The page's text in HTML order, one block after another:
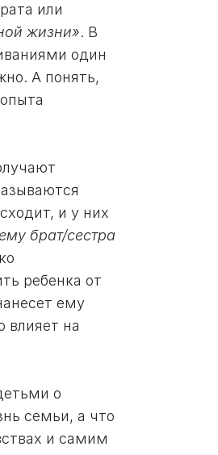
или
жизни». В
один
А понять,
и у них
брат/сестра
ребенка от
ему
влияет на
о
семьи, а что
и самим